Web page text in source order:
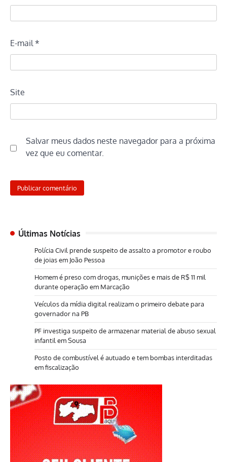
E-mail*
Site
Salvar meus dados neste navegador para a próxima
vez que eu comentar.
Últimas Notícias
Polícia Civil prende suspeito de assalto a promotor e roubo
de joias em João Pessoa
Homem é preso com drogas, munições e mais de R$ 11 mil
durante operação em Marcação
Veículos da mídia digital realizam o primeiro debate para
governador na PB
PF investiga suspeito de armazenar material de abuso sexual
infantil em Sousa
Posto de combustível é autuado e tem bombas interditadas
em fiscalização